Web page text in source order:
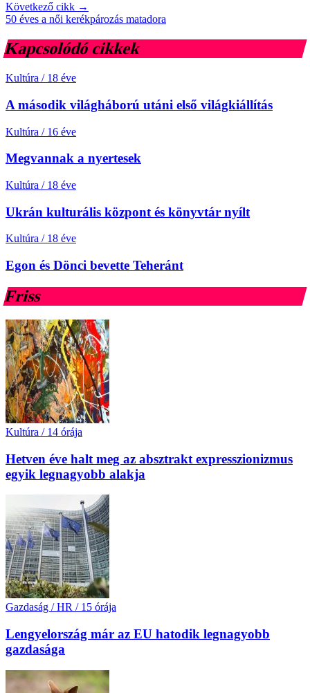
Következő cikk →
50 éves a női kerékpározás matadora
Kapcsolódó cikkek
Kultúra / 18 éve
A második világháború utáni első világkiállítás
Kultúra / 16 éve
Megvannak a nyertesek
Kultúra / 18 éve
Ukrán kulturális központ és könyvtár nyílt
Kultúra / 18 éve
Egon és Dönci bevette Teheránt
Friss
Kultúra / 14 órája
Hetven éve halt meg az absztrakt expresszionizmus
egyik legnagyobb alakja
Gazdaság / HR / 15 órája
Lengyelország már az EU hatodik legnagyobb
gazdasága